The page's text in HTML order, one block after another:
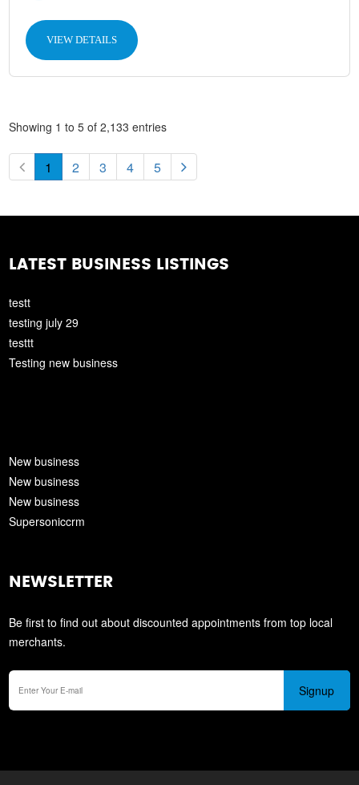
VIEW DETAILS
Showing 1 to 5 of 2,133 entries
1 2 3 4 5
LATEST BUSINESS LISTINGS
testt
testing july 29
testtt
Testing new business
New business
New business
New business
Supersoniccrm
NEWSLETTER
Be first to find out about discounted appointments from top local
merchants.
Signup